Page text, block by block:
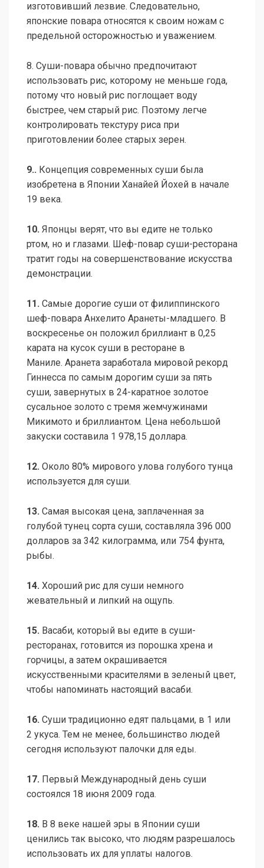
изготовивший лезвие. Следовательно,
японские повара относятся к своим ножам с
предельной осторожностью и уважением.
8. Суши-повара обычно предпочитают
использовать рис, которому не меньше года,
потому что новый рис поглощает воду
быстрее, чем старый рис. Поэтому легче
контролировать текстуру риса при
приготовлении более старых зерен.
9.. Концепция современных суши была
изобретена в Японии Ханайей Йохей в начале
19 века.
10. Японцы верят, что вы едите не только
ртом, но и глазами. Шеф-повар суши-ресторана
тратит годы на совершенствование искусства
демонстрации.
11. Самые дорогие суши от филиппинского
шеф-повара Анхелито Аранеты-младшего. В
воскресенье он положил бриллиант в 0,25
карата на кусок суши в ресторане в
Маниле. Аранета заработала мировой рекорд
Гиннесса по самым дорогим суши за пять
суши, завернутых в 24-каратное золотое
сусальное золото с тремя жемчужинами
Микимото и бриллиантом. Цена небольшой
закуски составила 1 978,15 доллара.
12. Около 80% мирового улова голубого тунца
используется для суши.
13. Самая высокая цена, заплаченная за
голубой тунец сорта суши, составляла 396 000
долларов за 342 килограмма, или 754 фунта,
рыбы.
14. Хороший рис для суши немного
жевательный и липкий на ощупь.
15. Васаби, который вы едите в суши-
ресторанах, готовится из порошка хрена и
горчицы, а затем окрашивается
искусственными красителями в зеленый цвет,
чтобы напоминать настоящий васаби.
16. Суши традиционно едят пальцами, в 1 или
2 укуса. Тем не менее, большинство людей
сегодня используют палочки для еды.
17. Первый Международный день суши
состоялся 18 июня 2009 года.
18. В 8 веке нашей эры в Японии суши
ценились так высоко, что людям разрешалось
использовать их для уплаты налогов.